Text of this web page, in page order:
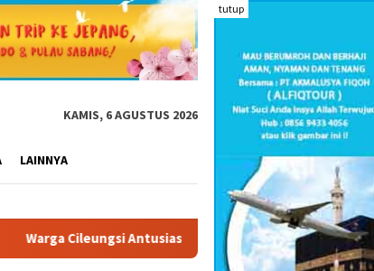
tutup
KAMIS, 6 AGUSTUS 2026
LAINNYA
Antusias Terima Bendera Gratis untuk Sambut Hari